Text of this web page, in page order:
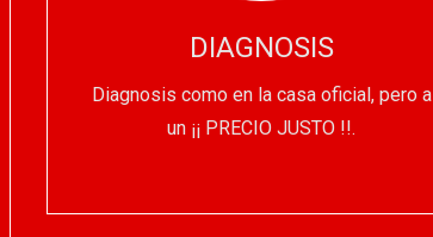
DIAGNOSIS
Diagnosis como en la casa oficial, pero a
un ¡¡ PRECIO JUSTO !!.